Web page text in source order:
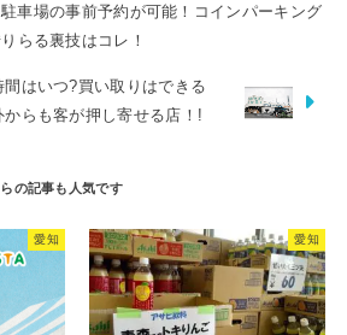
車場の事前予約が可能！コインパーキング
らる裏技はコレ！
はいつ?買い取りはできる
らも客が押し寄せる店！!
愛知 愛知